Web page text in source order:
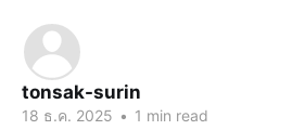
tonsak-surin
18 ธ.ค. 2025 • 1 min read